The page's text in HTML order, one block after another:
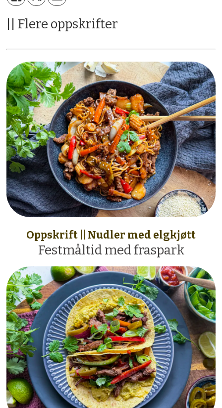
|| Flere oppskrifter
Oppskrift || Nudler med elgkjøtt
Festmåltid med fraspark